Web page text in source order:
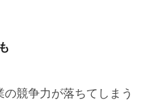
競争力が落ちてしまう